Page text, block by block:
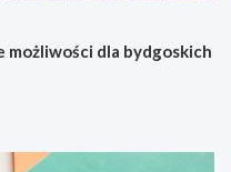
możliwości dla bydgoskich